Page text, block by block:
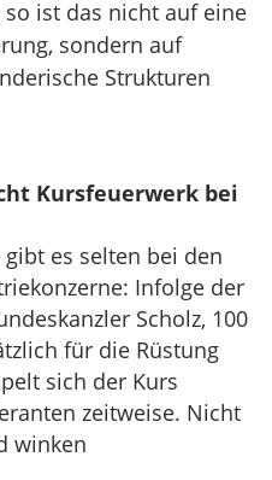
so ist das nicht auf eine
sondern auf
Strukturen
Kursfeuerwerk bei
es selten bei den
Infolge der
Scholz, 100
für die Rüstung
sich der Kurs
zeitweise. Nicht
winken